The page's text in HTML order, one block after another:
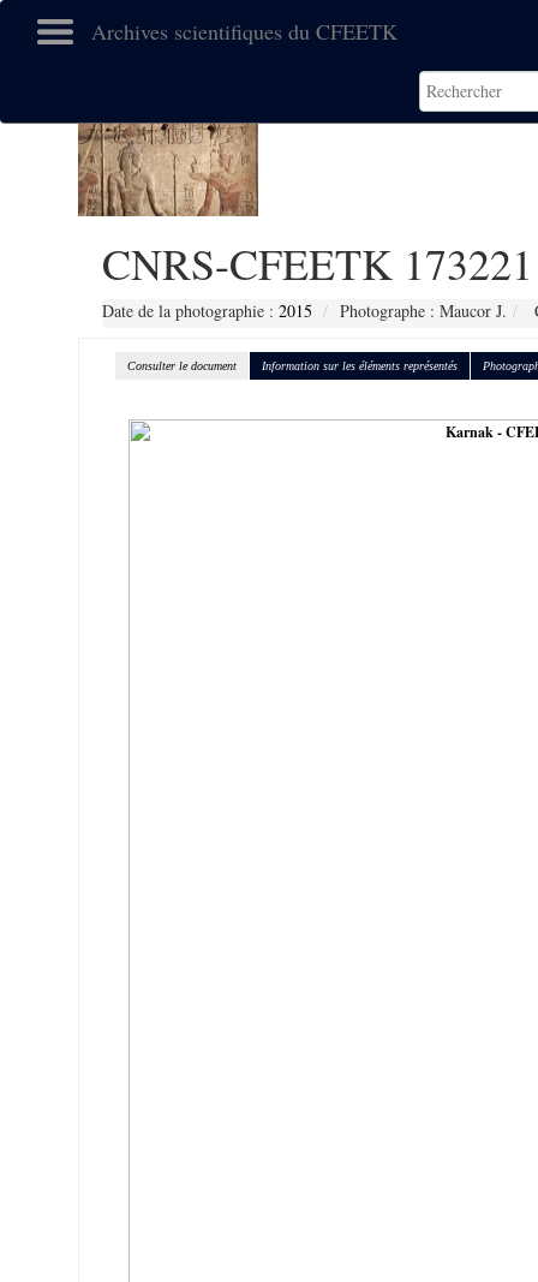
Archives scientifiques du CFEETK
CNRS-CFEETK 173221
Date de la photographie : 2015 Photographe : Maucor J.
Consulter le document Information sur les éléments représentés